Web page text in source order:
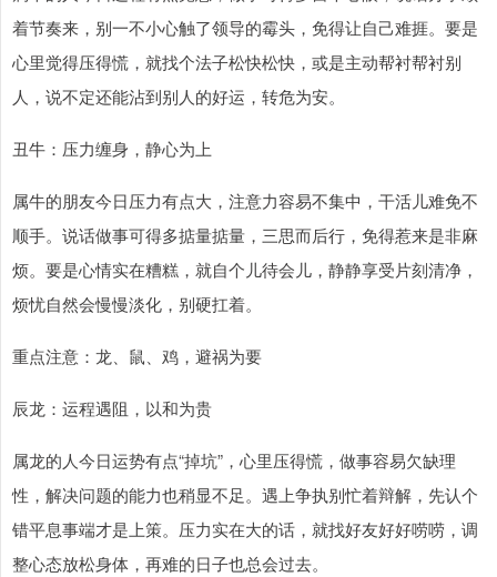
着节奏来，别一不小心触了领导的霉头，免得让自己难捱。要是
心里觉得压得慌，就找个法子松快松快，或是主动帮衬帮衬别
人，说不定还能沾到别人的好运，转危为安。
丑牛：压力缠身，静心为上
属牛的朋友今日压力有点大，注意力容易不集中，干活儿难免不
顺手。说话做事可得多掂量掂量，三思而后行，免得惹来是非麻
烦。要是心情实在糟糕，就自个儿待会儿，静静享受片刻清净，
烦忧自然会慢慢淡化，别硬扛着。
重点注意：龙、鼠、鸡，避祸为要
辰龙：运程遇阻，以和为贵
属龙的人今日运势有点“掉坑”，心里压得慌，做事容易欠缺理
性，解决问题的能力也稍显不足。遇上争执别忙着辩解，先认个
错平息事端才是上策。压力实在大的话，就找好友好好唠唠，调
整心态放松身体，再难的日子也总会过去。